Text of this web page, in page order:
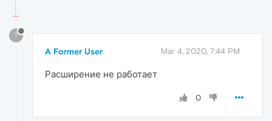
?
A Former User Mar 4, 2020, 7:44 PM
Расширение не работает
0